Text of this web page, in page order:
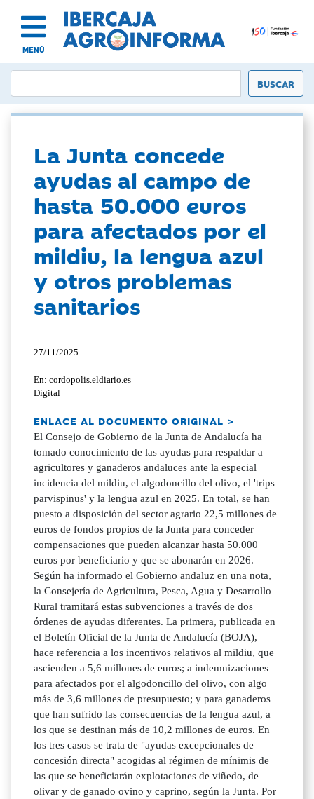
MENÚ
La Junta concede
ayudas al campo de
hasta 50.000 euros
para afectados por el
mildiu, la lengua azul
y otros problemas
sanitarios
27/11/2025
En: cordopolis.eldiario.es
Digital
ENLACE AL DOCUMENTO ORIGINAL >
El Consejo de Gobierno de la Junta de Andalucía ha
tomado conocimiento de las ayudas para respaldar a
agricultores y ganaderos andaluces ante la especial
incidencia del mildiu, el algodoncillo del olivo, el 'trips
parvispinus' y la lengua azul en 2025. En total, se han
puesto a disposición del sector agrario 22,5 millones de
euros de fondos propios de la Junta para conceder
compensaciones que pueden alcanzar hasta 50.000
euros por beneficiario y que se abonarán en 2026.
Según ha informado el Gobierno andaluz en una nota,
la Consejería de Agricultura, Pesca, Agua y Desarrollo
Rural tramitará estas subvenciones a través de dos
órdenes de ayudas diferentes. La primera, publicada en
el Boletín Oficial de la Junta de Andalucía (BOJA),
hace referencia a los incentivos relativos al mildiu, que
ascienden a 5,6 millones de euros; a indemnizaciones
para afectados por el algodoncillo del olivo, con algo
más de 3,6 millones de presupuesto; y para ganaderos
que han sufrido las consecuencias de la lengua azul, a
los que se destinan más de 10,2 millones de euros. En
los tres casos se trata de "ayudas excepcionales de
concesión directa" acogidas al régimen de mínimis de
las que se beneficiarán explotaciones de viñedo, de
olivar y de ganado ovino y caprino, según la Junta. Por